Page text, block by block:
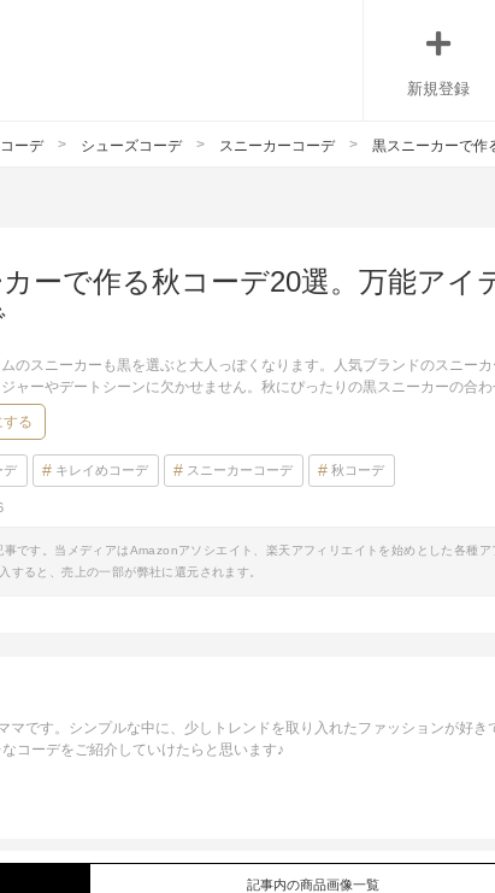
新規登録
ーデ シューズコーデ スニーカーコーデ 黒スニーカーで作
ーで作る秋コーデ20選。万能アイ
のスニーカーも黒を選ぶと大人っぽくなります。人気ブランドのスニー
ャーやデートシーンに欠かせません。秋にぴったりの黒スニーカーの合わ
する
デ キレイめコーデ スニーカーコーデ 秋コーデ
です。当メディアはAmazonアソシエイト、楽天アフィリエイトを始めとした各種
すると、売上の一部が弊社に還元されます。
マです。シンプルな中に、少しトレンドを取り入れたファッションが好き
コーデをご紹介していけたらと思います♪
記事内の商品画像一覧